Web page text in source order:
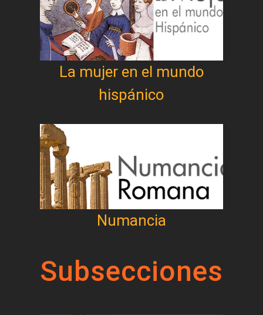
La mujer en el mundo
hispánico
Numancia
Subsecciones